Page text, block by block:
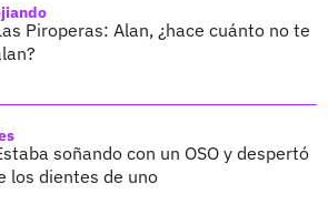
Piroperas: Alan, ¿hace cuánto no te
soñando con un OSO y despertó
los dientes de uno